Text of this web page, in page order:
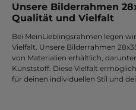
Unsere Bilderrahmen
Qualität und Vielfalt
Bei MeinLieblingsrahmen legen
Vielfalt. Unsere Bilderrahmen
von Materialien erhältlich,
Kunststoff. Diese Vielfalt
für deinen individuellen Stil und